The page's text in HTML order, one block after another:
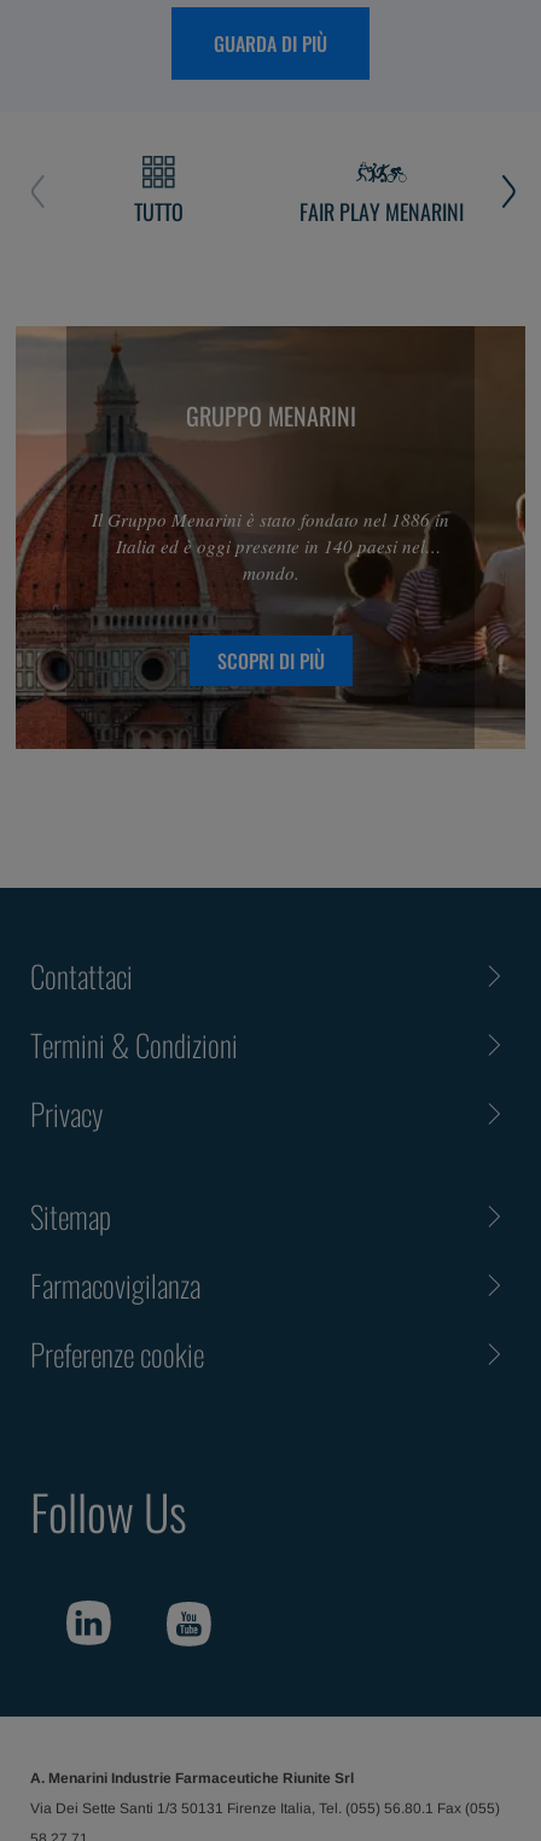
GUARDA DI PIÙ
TUTTO FAIR PLAY MENARINI
GRUPPO MENARINI
Il Gruppo Menarini è stato fondato nel 1886 in
Italia ed è oggi presente in 140 paesi nel
mondo.
SCOPRI DI PIÙ
Contattaci
Termini & Condizioni
Privacy
Sitemap
Farmacovigilanza
Preferenze cookie
Follow Us
A. Menarini Industrie Farmaceutiche Riunite Srl
Via Dei Sette Santi 1/3 50131 Firenze Italia, Tel. (055) 56.80.1 Fax (055)